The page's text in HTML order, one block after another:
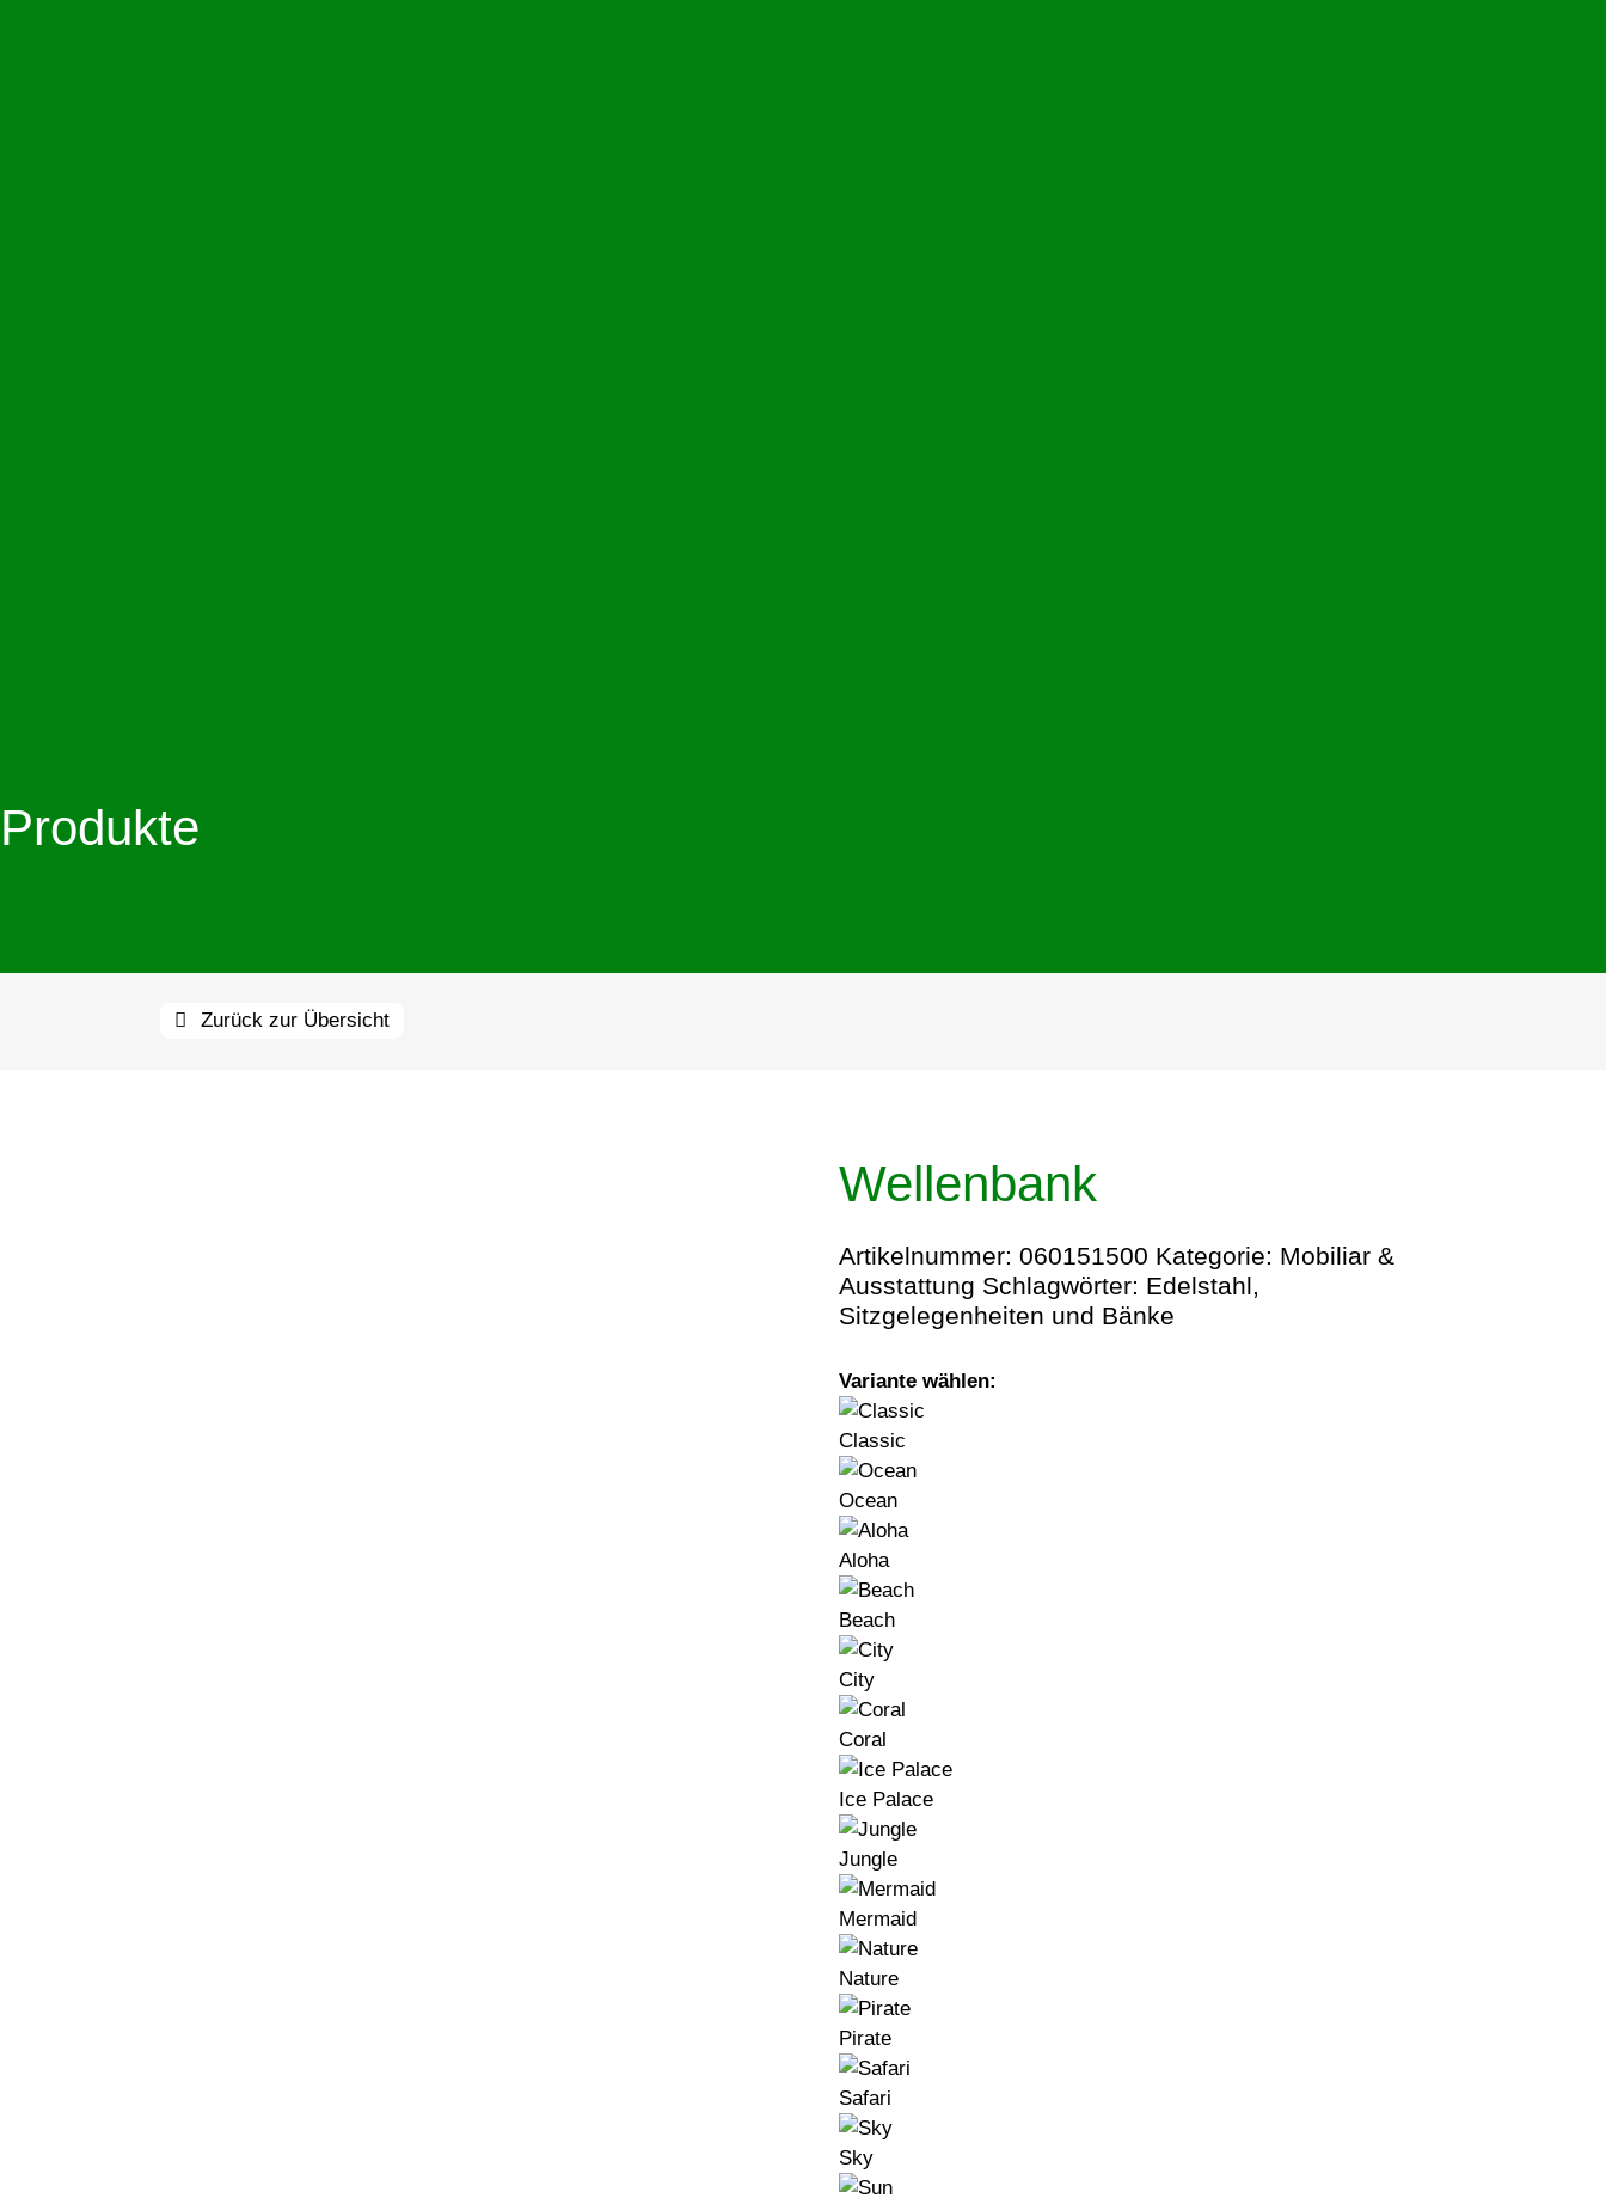
Produkte
Zurück zur Übersicht
Wellenbank
Artikelnummer: 060151500 Kategorie: Mobiliar &
Ausstattung Schlagwörter: Edelstahl,
Sitzgelegenheiten und Bänke
Variante wählen:
Classic
Ocean
Aloha
Beach
City
Coral
Ice Palace
Jungle
Mermaid
Nature
Pirate
Safari
Sky